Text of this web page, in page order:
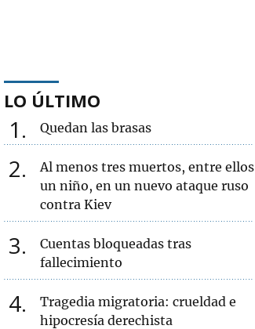
LO ÚLTIMO
1 Quedan las brasas
2
Al menos tres muertos, entre ellos
un niño, en un nuevo ataque ruso
contra Kiev
3
Cuentas bloqueadas tras
fallecimiento
4
Tragedia migratoria: crueldad e
hipocresía derechista